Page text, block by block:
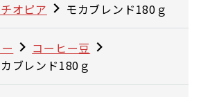
オピア モカブレンド180ｇ
コーヒー豆
ブレンド180ｇ